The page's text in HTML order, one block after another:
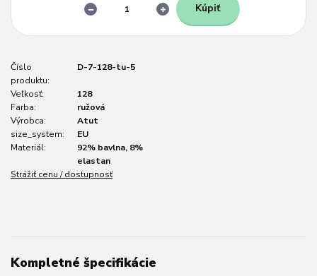
Kúpiť
Číslo
produktu:
D-7-128-tu-5
Veľkosť:
128
Farba:
ružová
Výrobca:
Atut
size_system:
EU
Materiál:
92% bavlna, 8%
elastan
Strážiť cenu / dostupnosť
Kompletné špecifikácie